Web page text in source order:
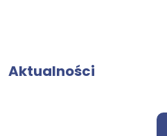
Aktualności